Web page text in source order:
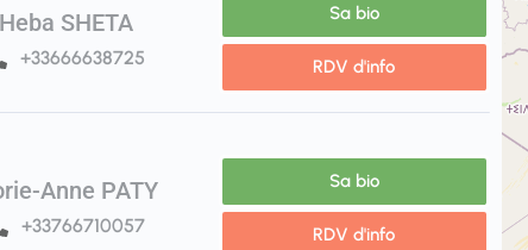
SHETA
+33666638725
Sa bio
RDV d'info
Anne PATY
+33766710057
Sa bio
RDV d'info